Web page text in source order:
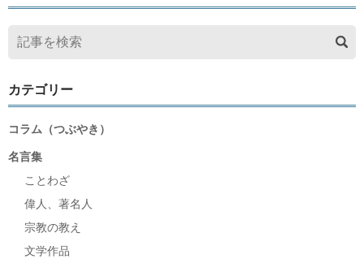
カテゴリー
コラム（つぶやき）
名言集
ことわざ
偉人、著名人
宗教の教え
文学作品